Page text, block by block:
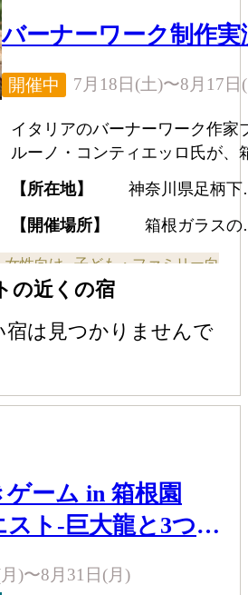
バーナーワーク制作実
開催中 7月18日(土)〜8月17日
イタリアのバーナーワーク作家
ルーノ・コンティエッロ氏が、
根山内やヨーロッパの昆虫、身
な動物をガラスで精緻に表現す
る。約1300℃の炎でガラス棒を
している。実演期間中は、色ガ
スに命が宿る瞬間を間近で観察
きる。
【所在地】
神奈川県足柄下
【開催場所】
箱根ガラスの
女性向け 子ども・ファミリー向
プのイベント カップル向け
の近くの宿
宿は見つかりませんで
ーム in 箱根園
スト-巨大龍と3つの
)〜8月31日(月)